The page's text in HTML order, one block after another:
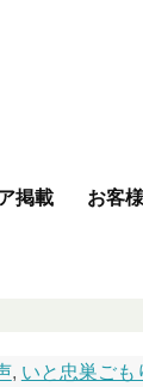
掲載 お客
, いと忠巣ごも